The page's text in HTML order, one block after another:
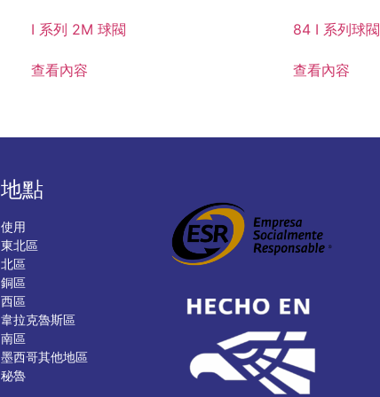
I 系列 2M 球閥
查看內容
84 I 系列球閥
查看內容
地點
使用
東北區
北區
銅區
西區
韋拉克魯斯區
南區
墨西哥其他地區
秘魯